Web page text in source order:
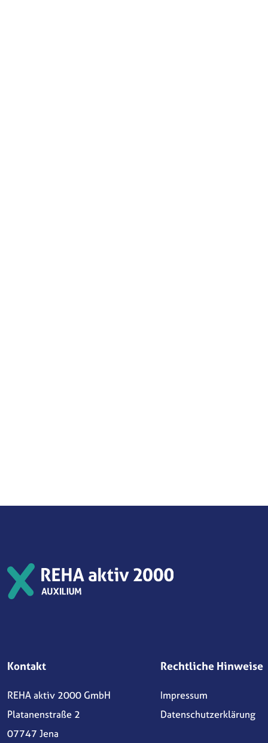
Kontakt
REHA aktiv 2000 GmbH
Platanenstraße 2
07747 Jena
Rechtliche Hinweise
Impressum
Datenschutzerklärung